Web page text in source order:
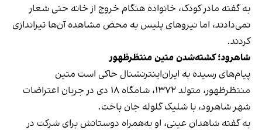
به گفته مادر کودک، خانواده هنگام خروج از خانه حتی شعار
نمی‌دادند، اما نیروهای پلیس به محض مشاهده آن‌ها تیراندازی
کردند.
شاهرود؛ کشته‌شدن متین منتظرظهور
پیام‌های رسیده به ایران‌اینترنشنال حاکی است متین
منتظرظهور، متولد ۱۳۷۲، شامگاه ۱۸ دی در جریان اعتراضات
شهر شاهرود، با شلیک گلوله جان باخت.
به گفته شاهدان عینی، او به‌همراه دوستانش برای شرکت در